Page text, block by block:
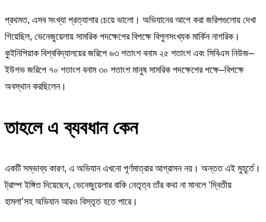
প্রথমত, এসব সংখ্যা প্রত্যাশার চেয়ে ভালো। অভিযানের আগে করা জরিপগুলোয় দেখা
গিয়েছিল, ভেনেজুয়েলায় সামরিক পদক্ষেপের বিপক্ষে বিপুলসংখ্যক মার্কিন নাগরিক।
কুইনিপিয়াক বিশ্ববিদ্যালয়ের জরিপে ৬৩ শতাংশ বনাম ২৫ শতাংশ এবং সিবিএস নিউজ–
ইউগভ জরিপে ৭০ শতাংশ বনাম ৩০ শতাংশ মানুষ সামরিক পদক্ষেপের পক্ষে–বিপক্ষে
অবস্থান করছিলেন।
তাহলে এ ব্যবধান কেন
একটি সম্ভাব্য কারণ, এ অভিযান এখনো পূর্ণমাত্রার আগ্রাসন নয়। অন্তত এই মুহূর্তে।
ট্রাম্প ইঙ্গিত দিয়েছেন, ভেনেজুয়েলার বাকি নেতৃত্ব তাঁর কথা না মানলে ‘দ্বিতীয়
হামলা’সহ অভিযান আরও বিস্তৃত হতে পারে।